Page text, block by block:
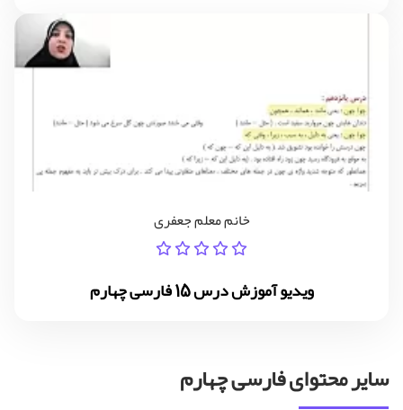
خانم معلم جعفری
ویدیو آموزش درس 15 فارسی چهارم
سایر محتوای فارسی چهارم